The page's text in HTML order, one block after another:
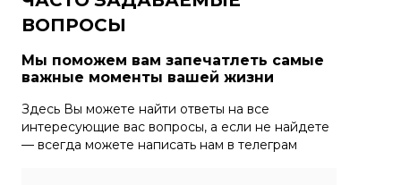
ВОПРОСЫ
Мы поможем вам запечатлеть самые
важные моменты вашей жизни
Здесь Вы можете найти ответы на все
интересующие вас вопросы, а если не найдете
— всегда можете написать нам в телеграм